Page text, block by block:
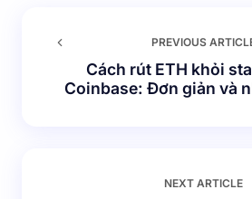
PREVIOUS
Cách rút ETH khỏi
Coinbase: Đơn giản và
NEXT ARTICLE